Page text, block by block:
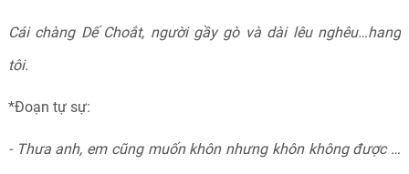
Cái chàng Dế Choắt, người gầy gò và dài lêu nghêu…hang
tôi.
*Đoạn tự sự:
- Thưa anh, em cũng muốn khôn nhưng khôn không được …